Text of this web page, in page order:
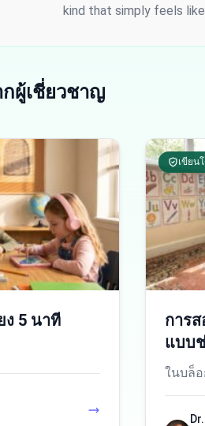
kind that simply feels
ผู้เชี่ยวชาญ
ง 5 นาที
เขียน
การ
แบบ
ในบล็